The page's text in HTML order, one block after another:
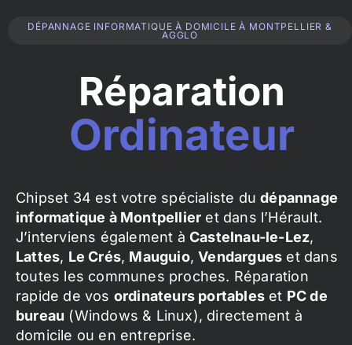
DÉPANNAGE INFORMATIQUE À DOMICILE À MONTPELLIER &
AGGLO
Réparation
Ordinateur
Chipset 34 est votre spécialiste dudépannage
informatique à Montpellier et dans l’Hérault.
J’interviens également à Castelnau-le-Lez,
Lattes, Le Crés, Mauguio,Vendargues et dans
toutes les communes proches. Réparation
rapide de vos ordinateurs portables et PC de
bureau (Windows & Linux), directement à
domicile ou en entreprise.